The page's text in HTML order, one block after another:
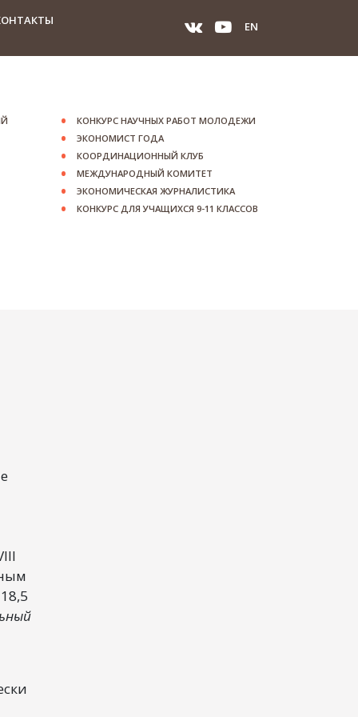
EN
КОНКУРС НАУЧНЫХ РАБОТ МОЛОДЕЖИ
ЭКОНОМИСТ ГОДА
КООРДИНАЦИОННЫЙ КЛУБ
МЕЖДУНАРОДНЫЙ КОМИТЕТ
ЭКОНОМИЧЕСКАЯ ЖУРНАЛИСТИКА
КОНКУРС ДЛЯ УЧАЩИХСЯ 9-11 КЛАССОВ